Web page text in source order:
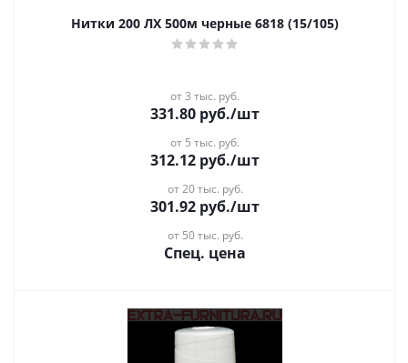
Нитки 200 ЛХ 500м черные 6818 (15/105)
от 3 тыс. руб.
331.80 руб./шт
от 5 тыс. руб.
312.12 руб./шт
от 20 тыс. руб.
301.92 руб./шт
от 50 тыс. руб.
Спец. цена